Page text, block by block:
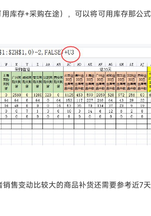
库存+采购在途），可以将可用库存那公式
售变动比较大的商品补货还需要参考近7天